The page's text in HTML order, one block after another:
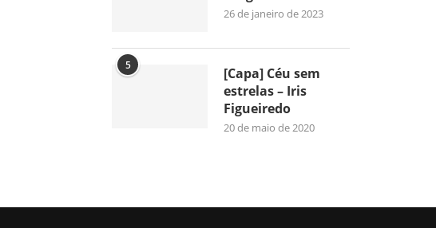
26 de janeiro de 2023
5
[Capa] Céu sem
estrelas – Iris
Figueiredo
20 de maio de 2020